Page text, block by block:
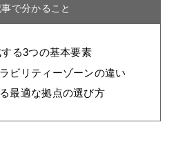
で分かること
る3つの基本要素
ビリティーゾーンの違い
最適な拠点の選び方